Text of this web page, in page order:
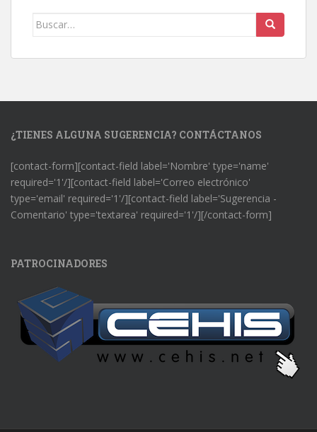
Buscar:
¿TIENES ALGUNA SUGERENCIA? CONTÁCTANOS
[contact-form][contact-field label='Nombre' type='name'
required='1'/][contact-field label='Correo electrónico'
type='email' required='1'/][contact-field label='Sugerencia -
Comentario' type='textarea' required='1'/][/contact-form]
PATROCINADORES